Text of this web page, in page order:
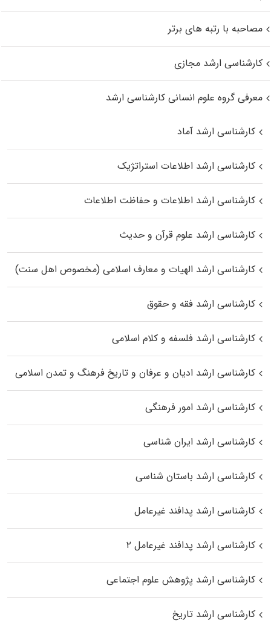
مصاحبه با رتبه های برتر
کارشناسی ارشد مجازی
معرفی گروه علوم انسانی کارشناسی ارشد
کارشناسی ارشد آماد
کارشناسی ارشد اطلاعات استراتژیک
کارشناسی ارشد اطلاعات و حفاظت اطلاعات
کارشناسی ارشد علوم قرآن و حدیث
کارشناسی ارشد الهیات و معارف اسلامی (مخصوص اهل سنت)
کارشناسی ارشد فقه و حقوق
کارشناسی ارشد فلسفه و کلام اسلامی
کارشناسی ارشد ادیان و عرفان و تاریخ فرهنگ و تمدن اسلامی
کارشناسی ارشد امور فرهنگی
کارشناسی ارشد ایران شناسی
کارشناسی ارشد باستان شناسی
کارشناسی ارشد پدافند غیرعامل
کارشناسی ارشد پدافند غیرعامل ۲
کارشناسی ارشد پژوهش علوم اجتماعی
کارشناسی ارشد تاریخ